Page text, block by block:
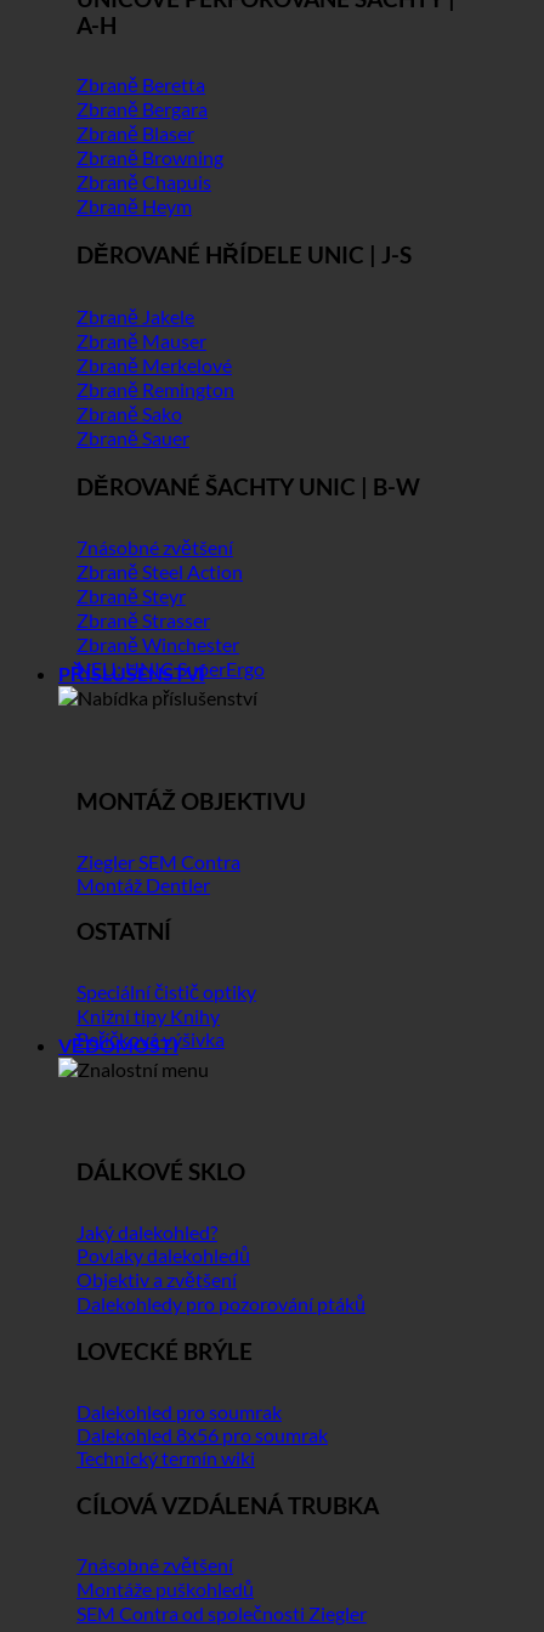
A-H
Zbraně Beretta
Zbraně Bergara
Zbraně Blaser
Zbraně Browning
Zbraně Chapuis
Zbraně Heym
DĚROVANÉ HŘÍDELE UNIC | J-S
Zbraně Jakele
Zbraně Mauser
Zbraně Merkelové
Zbraně Remington
Zbraně Sako
Zbraně Sauer
DĚROVANÉ ŠACHTY UNIC | B-W
7násobné zvětšení
Zbraně Steel Action
Zbraně Steyr
Zbraně Strasser
Zbraně Winchester
NEU: UNIC SuperErgo
PŘÍSLUŠENSTVÍ
MONTÁŽ OBJEKTIVU
Ziegler SEM Contra
Montáž Dentler
OSTATNÍ
Speciální čistič optiky
Knižní tipy Knihy
Peříčková výšivka
VĚDOMOSTI
DÁLKOVÉ SKLO
Jaký dalekohled?
Povlaky dalekohledů
Objektiv a zvětšení
Dalekohledy pro pozorování ptáků
LOVECKÉ BRÝLE
Dalekohled pro soumrak
Dalekohled 8x56 pro soumrak
Technický termín wiki
CÍLOVÁ VZDÁLENÁ TRUBKA
7násobné zvětšení
Montáže puškohledů
SEM Contra od společnosti Ziegler